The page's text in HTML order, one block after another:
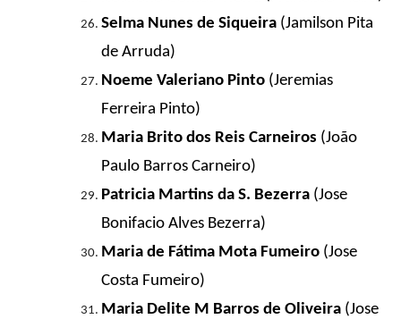
Selma Nunes de Siqueira (Jamilson Pita
de Arruda)
Noeme Valeriano Pinto (Jeremias
Ferreira Pinto)
Maria Brito dos Reis Carneiros (João
Paulo Barros Carneiro)
Patricia Martins da S. Bezerra (Jose
Bonifacio Alves Bezerra)
Maria de Fátima Mota Fumeiro (Jose
Costa Fumeiro)
Maria Delite M Barros de Oliveira (Jose